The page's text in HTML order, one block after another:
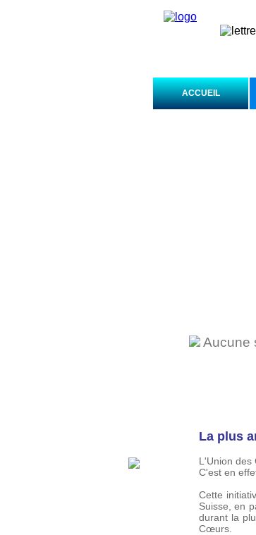
ACCUEIL
Aucune
La plus
L'Union des
C'est en
Cette
Suisse, en
durant la
Cœurs.